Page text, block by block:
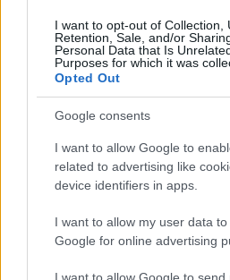
I want to opt-out of Collection,
Retention, Sale, and/or
Personal Data that Is
Purposes for which it was
Opted Out
Google consents
I want to allow Google to
related to advertising like
device identifiers in apps.
I want to allow my user data
Google for online advertising
I want to allow Google to send
SZEMBE MERSZ NÉZNI
TERMÉSZETFELETTI
NYOMÁBAN MAGYAR